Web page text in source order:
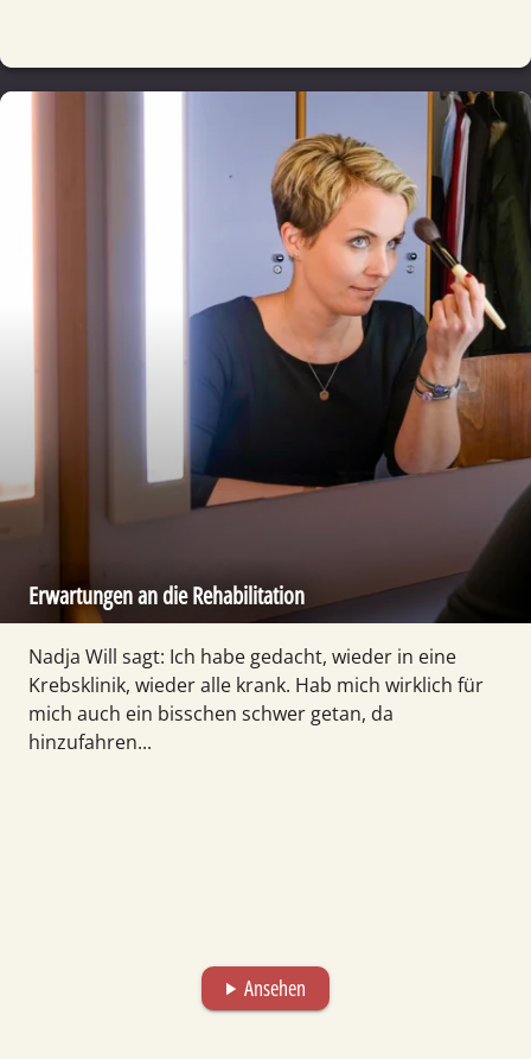
Erwartungen an die Rehabilitation
Nadja Will sagt: Ich habe gedacht, wieder in eine
Krebsklinik, wieder alle krank. Hab mich wirklich für
mich auch ein bisschen schwer getan, da
hinzufahren...
play_arrow Ansehen